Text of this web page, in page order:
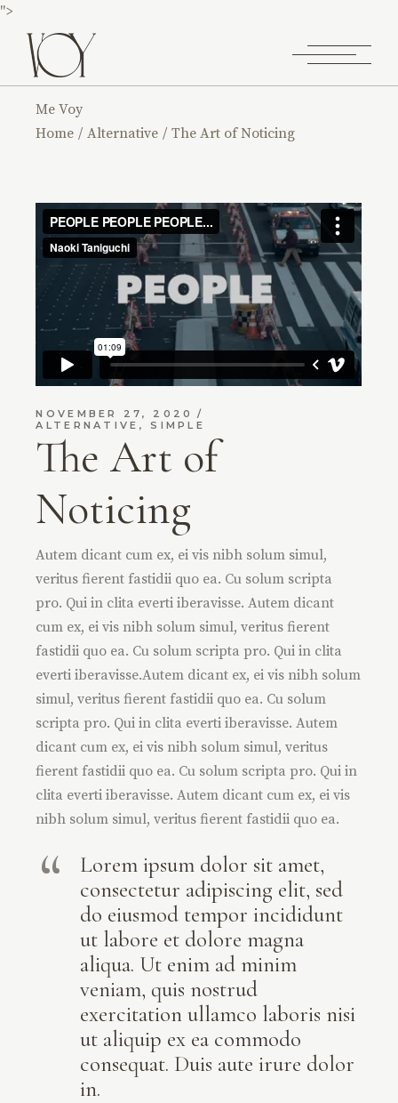
">
Me Voy
Home
Alternative The Art of Noticing
NOVEMBER 27, 2020
ALTERNATIVE ,SIMPLE
The Art of
Noticing
Autem dicant cum ex, ei vis nibh solum simul,
veritus fierent fastidii quo ea. Cu solum scripta
pro. Qui in clita everti iberavisse. Autem dicant
cum ex, ei vis nibh solum simul, veritus fierent
fastidii quo ea. Cu solum scripta pro. Qui in clita
everti iberavisse.Autem dicant ex, ei vis nibh solum
simul, veritus fierent fastidii quo ea. Cu solum
scripta pro. Qui in clita everti iberavisse. Autem
dicant cum ex, ei vis nibh solum simul, veritus
fierent fastidii quo ea. Cu solum scripta pro. Qui in
clita everti iberavisse. Autem dicant cum ex, ei vis
nibh solum simul, veritus fierent fastidii quo ea.
Lorem ipsum dolor sit amet,
consectetur adipiscing elit, sed
do eiusmod tempor incididunt
ut labore et dolore magna
aliqua. Ut enim ad minim
veniam, quis nostrud
exercitation ullamco laboris nisi
ut aliquip ex ea commodo
consequat. Duis aute irure dolor
in.